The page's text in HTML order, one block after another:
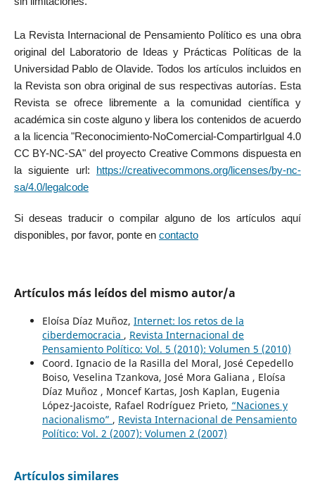
La Revista Internacional de Pensamiento Político es una obra
original del Laboratorio de Ideas y Prácticas Políticas de la
Universidad Pablo de Olavide. Todos los artículos incluidos en
la Revista son obra original de sus respectivas autorías. Esta
Revista se ofrece libremente a la comunidad científica y
académica sin coste alguno y libera los contenidos de acuerdo
a la licencia "Reconocimiento-NoComercial-CompartirIgual 4.0
CC BY-NC-SA" del proyecto Creative Commons dispuesta en
la siguiente url:
https://creativecommons.org/licenses/by-nc-
sa/4.0/legalcode
Si deseas traducir o compilar alguno de los artículos aquí
disponibles, por favor, ponte en contacto
Artículos más leídos del mismo autor/a
Eloísa Díaz Muñoz, Internet: los retos de la
ciberdemocracia , Revista Internacional de
Pensamiento Político: Vol. 5 (2010): Volumen 5 (2010)
Coord. Ignacio de la Rasilla del Moral, José Cepedello
Boiso, Veselina Tzankova, José Mora Galiana , Eloísa
Díaz Muñoz , Moncef Kartas, Josh Kaplan, Eugenia
López-Jacoiste, Rafael Rodríguez Prieto, “Naciones y
nacionalismo” , Revista Internacional de Pensamiento
Político: Vol. 2 (2007): Volumen 2 (2007)
Artículos similares